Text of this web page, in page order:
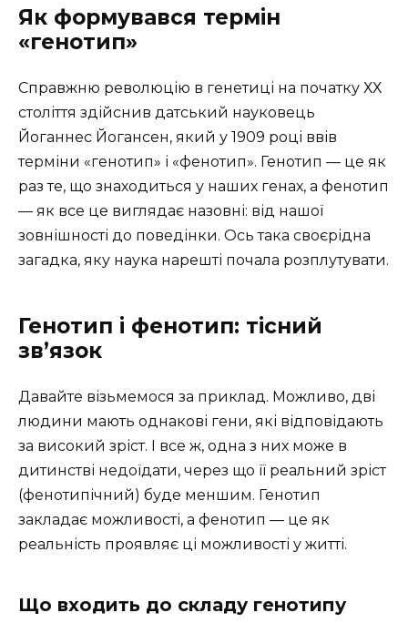
Як формувався термін
«генотип»
Справжню революцію в генетиці на початку ХХ
століття здійснив датський науковець
Йоганнес Йогансен, який у 1909 році ввів
терміни «генотип» і «фенотип». Генотип — це як
раз те, що знаходиться у наших генах, а фенотип
— як все це виглядає назовні: від нашої
зовнішності до поведінки. Ось така своєрідна
загадка, яку наука нарешті почала розплутувати.
Генотип і фенотип: тісний
зв’язок
Давайте візьмемося за приклад. Можливо, дві
людини мають однакові гени, які відповідають
за високий зріст. І все ж, одна з них може в
дитинстві недоїдати, через що її реальний зріст
(фенотипічний) буде меншим. Генотип
закладає можливості, а фенотип — це як
реальність проявляє ці можливості у житті.
Що входить до складу генотипу